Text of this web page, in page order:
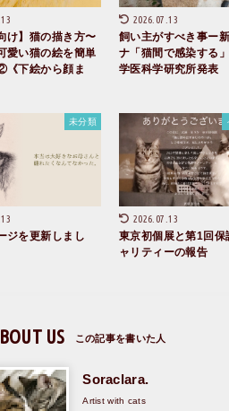
け】猫の描き方〜
愛い猫の絵を簡単
《下絵から顔ま
2026.07.13
飼い主がすべき事ー
ナ「猫間で感染する
学医科学研究所発表
未分類
ジを更新しまし
2026.07.13
東京初個展と第1回保
ャリティーの報告
US
Soraclara.
Artist with cats